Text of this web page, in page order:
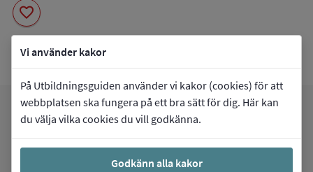
Vi använder kakor
På Utbildningsguiden använder vi kakor (cookies) för att
webbplatsen ska fungera på ett bra sätt för dig. Här kan
du välja vilka cookies du vill godkänna.
Godkänn alla kakor
favorite
Lugnetgymnasiet
Gå tillLugnetgymnasietarrow_forward Mina favoriter